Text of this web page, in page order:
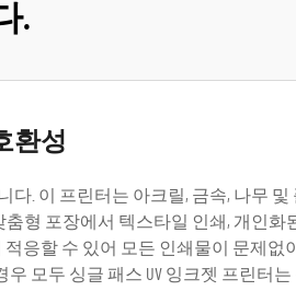
.
환성
. 이 프린터는 아크릴, 금속, 나무
형 포장에서 텍스타일 인쇄, 개인화
응할 수 있어 모든 인쇄물이 문제없
모두 싱글 패스 UV 잉크젯 프린터